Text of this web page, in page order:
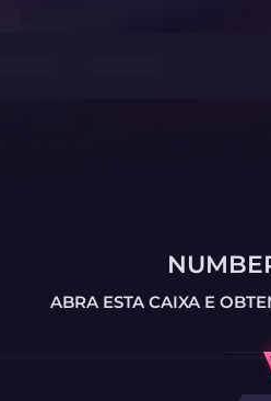
ABRA ESTA CAIXA E